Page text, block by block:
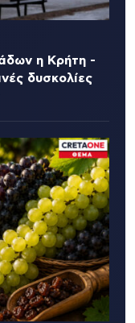
η Κρήτη -
δυσκολίες